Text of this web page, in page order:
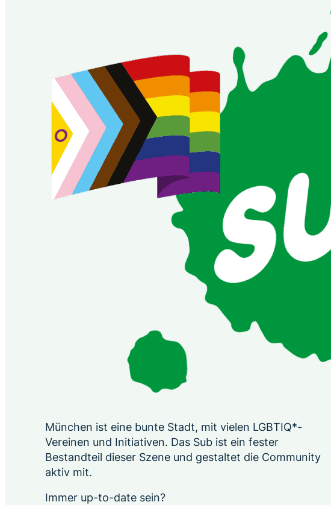
München ist eine bunte Stadt, mit vielen LGBTIQ*-
Vereinen und Initiativen. Das Sub ist ein fester
Bestandteil dieser Szene und gestaltet die Community
aktiv mit.
Immer up-to-date sein?